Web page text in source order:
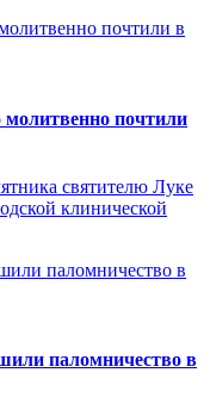
почтили
святителю Луке
клинической
паломничество в